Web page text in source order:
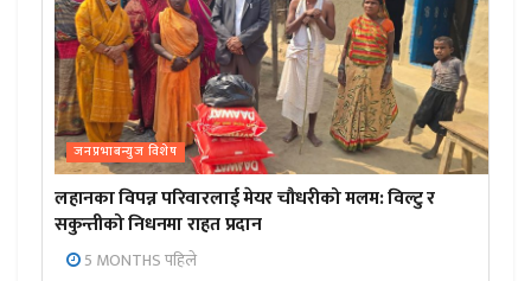
जनप्रभाबन्युज विशेष
लहानका विपन्न परिवारलाई मेयर चौधरीको मलम: विल्टु र
सकुन्तीको निधनमा राहत प्रदान
5 MONTHS पहिले